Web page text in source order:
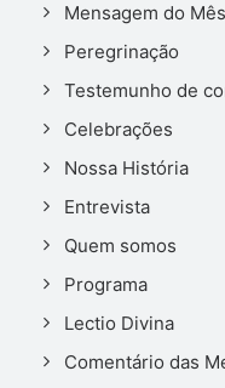
Mensagem do Mês
Peregrinação
Testemunho de
Celebrações
Nossa História
Entrevista
Quem somos
Programa
Lectio Divina
Comentário das